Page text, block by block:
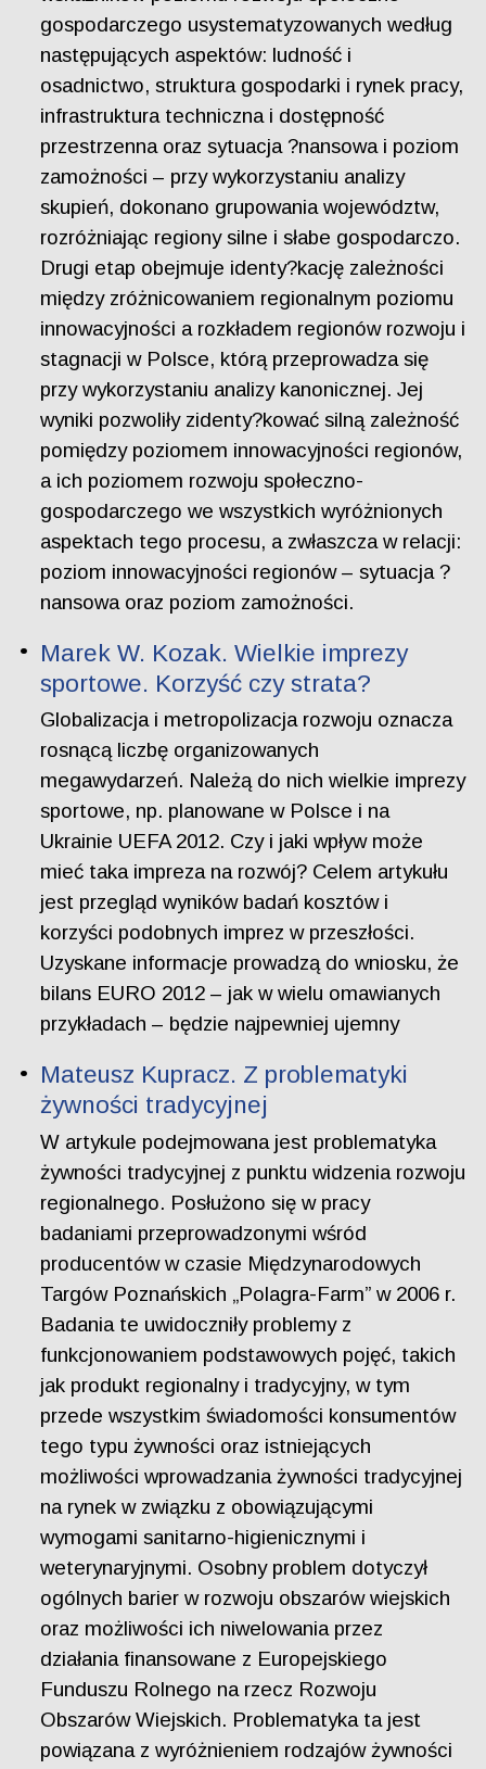
gospodarczego usystematyzowanych według
następujących aspektów: ludność i
osadnictwo, struktura gospodarki i rynek pracy,
infrastruktura techniczna i dostępność
przestrzenna oraz sytuacja ?nansowa i poziom
zamożności – przy wykorzystaniu analizy
skupień, dokonano grupowania województw,
rozróżniając regiony silne i słabe gospodarczo.
Drugi etap obejmuje identy?kację zależności
między zróżnicowaniem regionalnym poziomu
innowacyjności a rozkładem regionów rozwoju i
stagnacji w Polsce, którą przeprowadza się
przy wykorzystaniu analizy kanonicznej. Jej
wyniki pozwoliły zidenty?kować silną zależność
pomiędzy poziomem innowacyjności regionów,
a ich poziomem rozwoju społeczno-
gospodarczego we wszystkich wyróżnionych
aspektach tego procesu, a zwłaszcza w relacji:
poziom innowacyjności regionów – sytuacja ?
nansowa oraz poziom zamożności.
Marek W. Kozak. Wielkie imprezy
sportowe. Korzyść czy strata?
Globalizacja i metropolizacja rozwoju oznacza
rosnącą liczbę organizowanych
megawydarzeń. Należą do nich wielkie imprezy
sportowe, np. planowane w Polsce i na
Ukrainie UEFA 2012. Czy i jaki wpływ może
mieć taka impreza na rozwój? Celem artykułu
jest przegląd wyników badań kosztów i
korzyści podobnych imprez w przeszłości.
Uzyskane informacje prowadzą do wniosku, że
bilans EURO 2012 – jak w wielu omawianych
przykładach – będzie najpewniej ujemny
Mateusz Kupracz. Z problematyki
żywności tradycyjnej
W artykule podejmowana jest problematyka
żywności tradycyjnej z punktu widzenia rozwoju
regionalnego. Posłużono się w pracy
badaniami przeprowadzonymi wśród
producentów w czasie Międzynarodowych
Targów Poznańskich „Polagra-Farm” w 2006 r.
Badania te uwidoczniły problemy z
funkcjonowaniem podstawowych pojęć, takich
jak produkt regionalny i tradycyjny, w tym
przede wszystkim świadomości konsumentów
tego typu żywności oraz istniejących
możliwości wprowadzania żywności tradycyjnej
na rynek w związku z obowiązującymi
wymogami sanitarno-higienicznymi i
weterynaryjnymi. Osobny problem dotyczył
ogólnych barier w rozwoju obszarów wiejskich
oraz możliwości ich niwelowania przez
działania finansowane z Europejskiego
Funduszu Rolnego na rzecz Rozwoju
Obszarów Wiejskich. Problematyka ta jest
powiązana z wyróżnieniem rodzajów żywności